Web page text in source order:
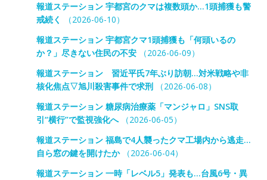
報道ステーション 宇都宮のクマは複数頭か…1頭捕獲も警
戒続く
（2026-06-10）
報道ステーション 宇都宮クマ1頭捕獲も「何頭いるの
か？」尽きない住民の不安（2026-06-09）
報道ステーション 習近平氏7年ぶり訪朝…対米戦略や非
核化焦点▽旭川殺害事件で求刑（2026-06-08）
報道ステーション 糖尿病治療薬「マンジャロ」SNS取
引“横行”で監視強化へ（2026-06-05）
報道ステーション 福島で4人襲ったクマ工場内から逃走…
自ら窓の鍵を開けたか（2026-06-04）
報道ステーション 一時「レベル5」発表も…台風6号・異